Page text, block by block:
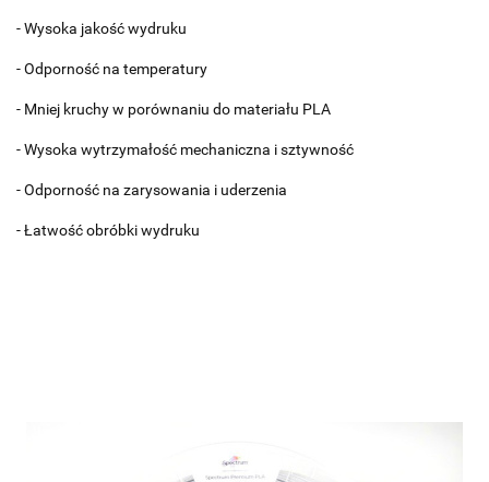
- Wysoka jakość wydruku
- Odporność na temperatury
- Mniej kruchy w porównaniu do materiału PLA
- Wysoka wytrzymałość mechaniczna i sztywność
- Odporność na zarysowania i uderzenia
- Łatwość obróbki wydruku